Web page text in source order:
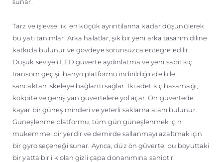
Tarz ve işlevsellik, en küçük ayrıntılarına kadar düşünülerek
bu yatı tanımlar. Arka halatlar, şık bir yeni arka tasarım diline
katkıda bulunur ve gövdeye sorunsuzca entegre edilir.
Düşük seviyeli LED güverte aydınlatma ve yeni sabit kıç
transom geçişi, banyo platformu indirildiğinde bile
sancaktan iskeleye bağlantı sağlar. İki adet kıç basamağı,
kokpite ve geniş yan güvertelere yol açar. Ön güvertede
kayar bir güneş minderi ve yeterli saklama alanı bulunur.
Güneşlenme platformu, tüm gün güneşlenmek için
mükemmel bir yerdir ve demirde sallanmayı azaltmak için
bir gyro seçeneği sunar. Ayrıca, düz ön güverte, bu boyuttaki
bir yatta bir ilk olan gizli çapa donanımına sahiptir.